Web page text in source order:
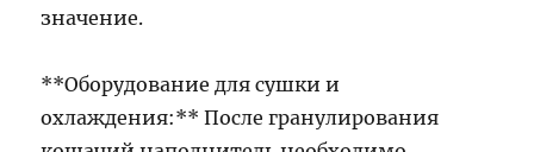
значение.
**Оборудование для сушки и
охлаждения:** После гранулирования